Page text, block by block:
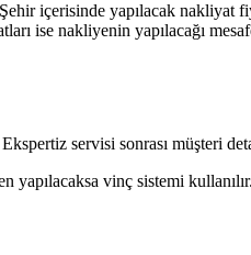
içerisinde yapılacak
ise nakliyenin yapılacağı
servisi sonrası müşteri
vinç sistemi kullanılır.